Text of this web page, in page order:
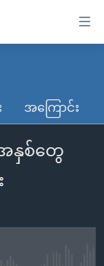
အကြောင်း
အနှစ်တွေ